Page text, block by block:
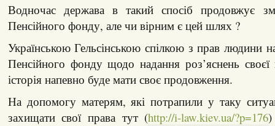
Водночас держава в такий спосіб продовжує
Пенсійного фонду, але чи вірним є цей шлях ?
Українською Гельсінською спілкою з прав людини
Пенсійного фонду щодо надання роз’яснень
історія напевно буде мати своє продовження.
На допомогу матерям, які потрапили у таку
захищати свої права тут (http://i-law.kiev.ua/?p=176)